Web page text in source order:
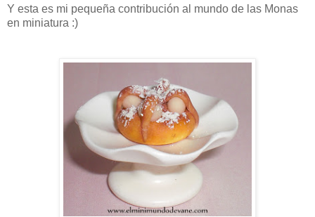
Y esta es mi pequeña contribución al mundo de las Monas
en miniatura :)